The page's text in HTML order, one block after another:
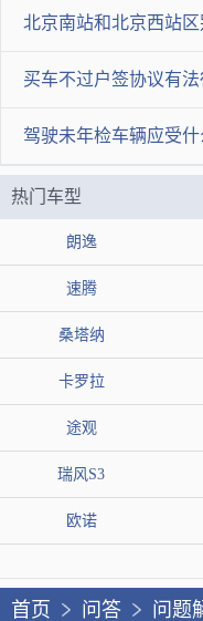
我有更好答案
北京南站和北京西站区
买车不过户签协议有
驾驶未年检车辆应受
热门车型
朗逸
速腾
桑塔纳
卡罗拉
途观
瑞风S3
欧诺
首页 问答 问题